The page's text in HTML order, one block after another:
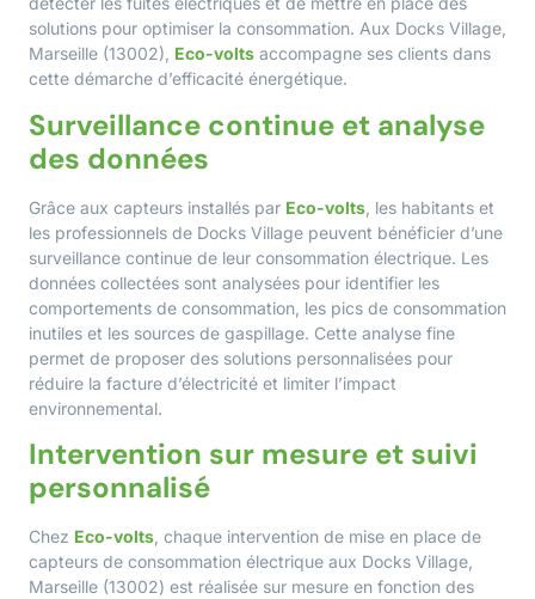
solutions pour optimiser la consommation. Aux Docks Village,
Marseille (13002), Eco-volts accompagne ses clients dans
cette démarche d’efficacité énergétique.
Surveillance continue et analyse
des données
Grâce aux capteurs installés par Eco-volts , les habitants et
les professionnels de Docks Village peuvent bénéficier d’une
surveillance continue de leur consommation électrique. Les
données collectées sont analysées pour identifier les
comportements de consommation, les pics de consommation
inutiles et les sources de gaspillage. Cette analyse fine
permet de proposer des solutions personnalisées pour
réduire la facture d’électricité et limiter l’impact
environnemental.
Intervention sur mesure et suivi
personnalisé
Chez Eco-volts , chaque intervention de mise en place de
capteurs de consommation électrique aux Docks Village,
Marseille (13002) est réalisée sur mesure en fonction des